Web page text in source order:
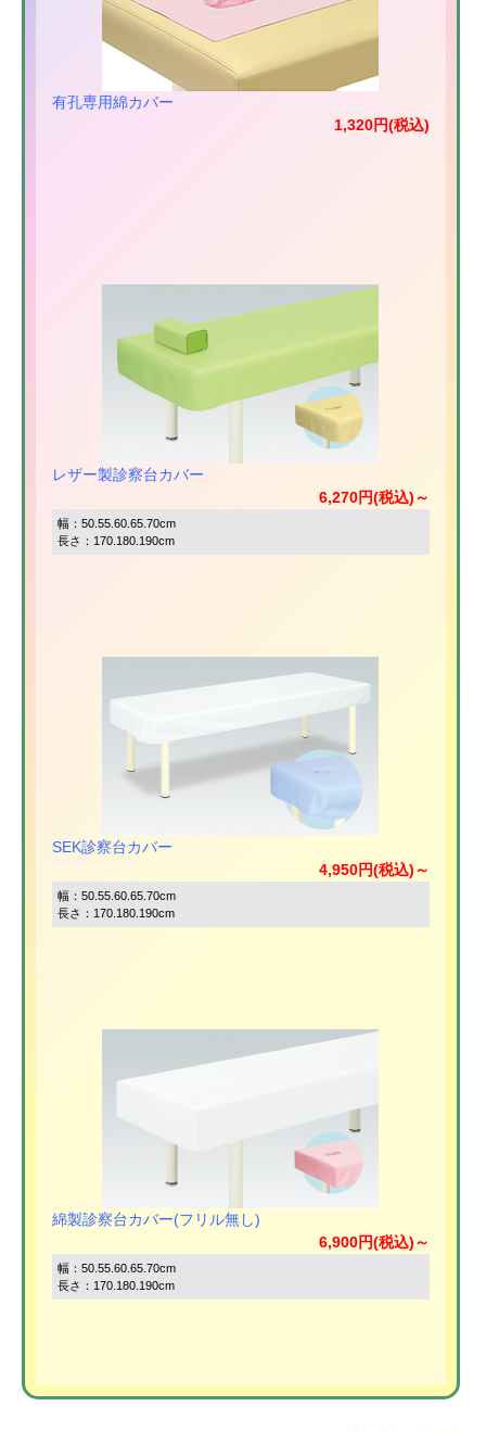
有孔専用綿カバー
1,320円(税込)
レザー製診察台カバー
6,270円(税込)～
幅：50.55.60.65.70cm
長さ：170.180.190cm
SEK診察台カバー
4,950円(税込)～
幅：50.55.60.65.70cm
長さ：170.180.190cm
綿製診察台カバー(フリル無し)
6,900円(税込)～
幅：50.55.60.65.70cm
長さ：170.180.190cm